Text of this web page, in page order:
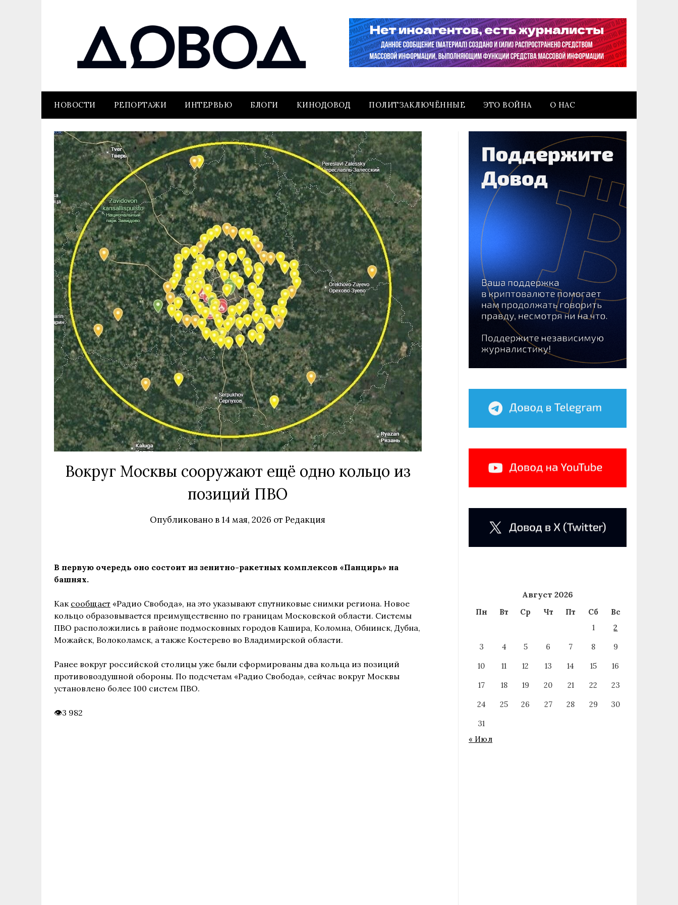
НОВОСТИ РЕПОРТАЖИ ИНТЕРВЬЮ БЛОГИ КИНОДОВОД ПОЛИТЗАКЛЮЧЁННЫЕ ЭТО ВОЙНА О НАС
Вокруг Москвы сооружают ещё одно кольцо из
позиций ПВО
Опубликовано в14 мая, 2026 отРедакция
В первую очередь оно состоит из зенитно-ракетных комплексов «Панцирь» на
башнях.
Как сообщает «Радио Свобода», на это указывают спутниковые снимки региона. Новое
кольцо образовывается преимущественно по границам Московской области. Системы
ПВО расположились в районе подмосковных городов Кашира, Коломна, Обнинск, Дубна,
Можайск, Волоколамск, а также Костерево во Владимирской области.
Ранее вокруг российской столицы уже были сформированы два кольца из позиций
противовоздушной обороны. По подсчетам «Радио Свобода», сейчас вокруг Москвы
установлено более 100 систем ПВО.
3 982
Август 2026
Пн Вт Ср Чт Пт Сб
Вс
1
2
3
4 5 6 7 8
9
10
11 12 13 14 15
16
17
18 19 20 21 22
23
24
25 26 27 28 29
30
31
« Июл